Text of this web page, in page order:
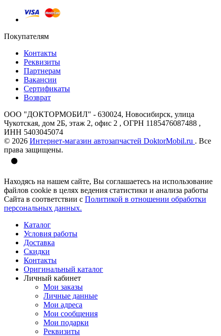
Покупателям
Контакты
Реквизиты
Партнерам
Вакансии
Сертификаты
Возврат
ООО "ДОКТОРМОБИЛ" - 630024, Новосибирск, улица
Чукотская, дом 2Б, этаж 2, офис 2 , ОГРН 1185476087488 ,
ИНН 5403045074
© 2026 Интернет-магазин автозапчастей DoktorMobil.ru . Все
права защищены.
Находясь на нашем сайте, Вы соглашаетесь на использование
файлов cookie в целях ведения статистики и анализа работы
Сайта в соответствии с Политикой в отношении обработки
персональных данных.
Каталог
Условия работы
Доставка
Скидки
Контакты
Оригинальный каталог
Личный кабинет
Мои заказы
Личные данные
Мои адреса
Мои сообщения
Мои подарки
Реквизиты